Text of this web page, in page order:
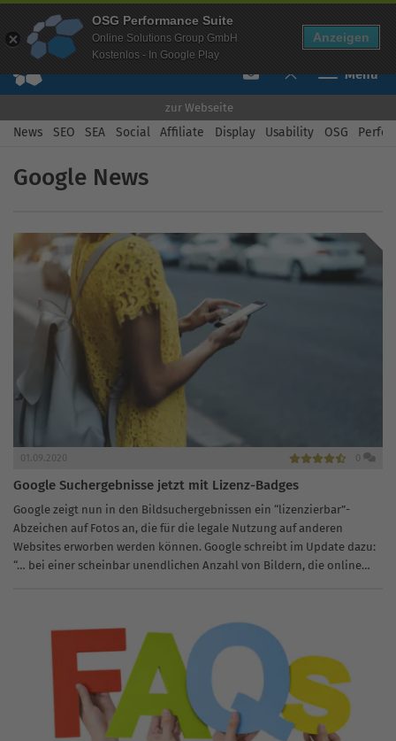
Free Checks Über uns Free Account
Toggle
zur Webseite
News SEO SEA Social Affiliate Display Usability OSG
Google News
01.09.2020 0
Google Suchergebnisse jetzt mit Lizenz-Badges
Google zeigt nun in den Bildsuchergebnissen ein “lizenzierbar”-
Abzeichen auf Fotos an, die für die legale Nutzung auf anderen
Websites erworben werden können. Google schreibt im Update dazu:
“… bei einer scheinbar unendlichen Anzahl von Bildern, die online
OSG Performance Suite
Online Solutions Group GmbH
Kostenlos - In Google Play
Anzeigen